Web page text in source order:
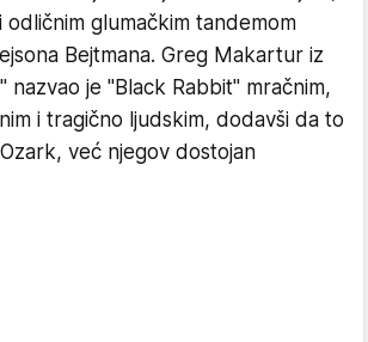
odličnim glumačkim tandemom
Bejtmana. Greg Makartur iz
nazvao je "Black Rabbit" mračnim,
i tragično ljudskim, dodavši da to
već njegov dostojan